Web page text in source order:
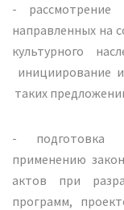
- рассмотрение
направленных на
культурного
инициирование
таких
- подготовка
применению
актов при
программ,